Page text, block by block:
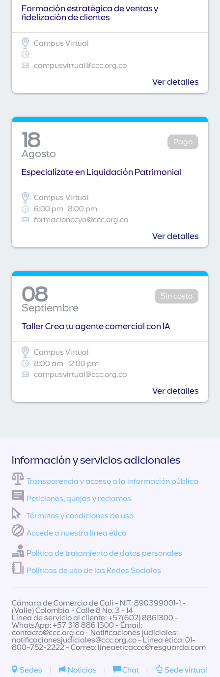
Formación estratégica de ventas y
fidelización de clientes
Campus Virtual
campusvirtual@ccc.org.co
Ver detalles
18
Agosto
Pago
Especialízate en Liquidación Patrimonial
Campus Virtual
6:00 pm 8:00 pm
formacionccya@ccc.org.co
Ver detalles
08
Septiembre
Sin costo
Taller Crea tu agente comercial con IA
Campus Virtual
8:00 am 12:00 pm
campusvirtual@ccc.org.co
Ver detalles
Información y servicios adicionales
Transparencia y acceso a la información pública
Peticiones, quejas y reclamos
Términos y condiciones de uso
Accede a nuestra línea ética
Política de tratamiento de datos personales
Políticas de uso de las Redes Sociales
Cámara de Comercio de Cali - NIT: 890399001-1 -
(Valle) Colombia - Calle 8 No. 3 - 14
Línea de servicio al cliente: +57(602) 8861300 -
WhatsApp: +57 318 886 1300 - Email:
contacto@ccc.org.co- Notificaciones judiciales:
notificacionesjudiciales@ccc.org.co- Línea ética: 01-
800-752-2222 - Correo: lineaeticaccc@resguarda.com
Sedes | Noticias | Chat | Sede virtual